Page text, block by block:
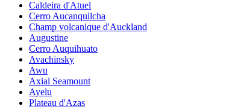
Caldeira d'Atuel
Cerro Aucanquilcha
Champ volcanique d'Auckland
Augustine
Cerro Auquihuato
Avachinsky
Awu
Axial Seamount
Ayelu
Plateau d'Azas